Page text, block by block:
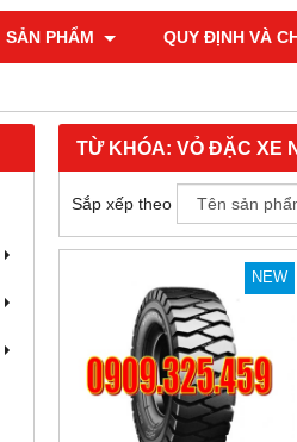
SẢN PHẨM QUY ĐỊNH VÀ
TỪ KHÓA: VỎ ĐẶC XE
Sắp xếp theo
NEW